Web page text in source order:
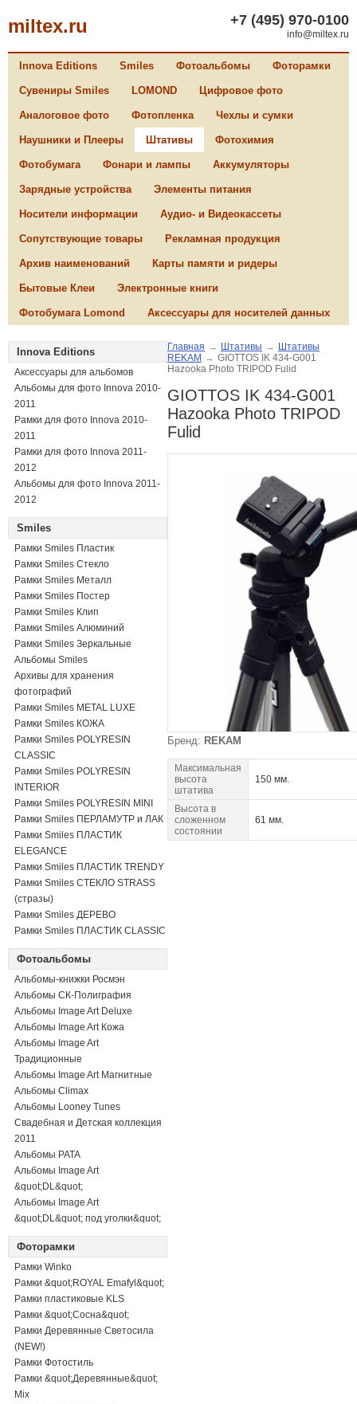
miltex.ru +7 (495) 970-0100
info@miltex.ru
Innova Editions Smiles Фотоальбомы Фоторамки
Сувениры Smiles LOMOND Цифровое фото
Аналоговое фото Фотопленка Чехлы и сумки
Наушники и Плееры Штативы Фотохимия
Фотобумага Фонари и лампы Аккумуляторы
Зарядные устройства Элементы питания
Носители информации Аудио- и Видеокассеты
Сопутствующие товары Рекламная продукция
Архив наименований Карты памяти и ридеры
Бытовые Клеи Электронные книги
Фотобумага Lomond Аксессуары для носителей данных
Innova Editions
Аксессуары для альбомов
Альбомы для фото Innova 2010-
2011
Рамки для фото Innova 2010-
2011
Рамки для фото Innova 2011-
2012
Альбомы для фото Innova 2011-
2012
Smiles
Рамки Smiles Пластик
Рамки Smiles Стекло
Рамки Smiles Металл
Рамки Smiles Постер
Рамки Smiles Клип
Рамки Smiles Алюминий
Рамки Smiles Зеркальные
Альбомы Smiles
Архивы для хранения
фотографий
Рамки Smiles METAL LUXE
Рамки Smiles КОЖА
Рамки Smiles POLYRESIN
CLASSIC
Рамки Smiles POLYRESIN
INTERIOR
Рамки Smiles POLYRESIN MINI
Рамки Smiles ПЕРЛАМУТР и ЛАК
Рамки Smiles ПЛАСТИК
ELEGANCE
Рамки Smiles ПЛАСТИК TRENDY
Рамки Smiles СТЕКЛО STRASS
(стразы)
Рамки Smiles ДЕРЕВО
Рамки Smiles ПЛАСТИК CLASSIC
Фотоальбомы
Альбомы-книжки Росмэн
Альбомы СК-Полиграфия
Альбомы Image Art Deluxe
Альбомы Image Art Кожа
Альбомы Image Art
Традиционные
Альбомы Image Art Магнитные
Альбомы Climax
Альбомы Looney Tunes
Свадебная и Детская коллекция
2011
Альбомы PATA
Альбомы Image Art
&quot;DL&quot;
Альбомы Image Art
&quot;DL&quot; под уголки&quot;
Фоторамки
Рамки Winko
Рамки &quot;ROYAL Emafyl&quot;
Рамки пластиковые KLS
Рамки &quot;Сосна&quot;
Рамки Деревянные Светосила
(NEW!)
Рамки Фотостиль
Рамки &quot;Деревянные&quot;
Mix
Главная → Штативы → Штативы
REKAM → GIOTTOS IK 434-G001
Hazooka Photo TRIPOD Fulid
GIOTTOS IK 434-G001
Hazooka Photo TRIPOD
Fulid
Бренд: REKAM
Максимальная
высота
штатива
150 мм.
Высота в
сложенном
состоянии
61 мм.